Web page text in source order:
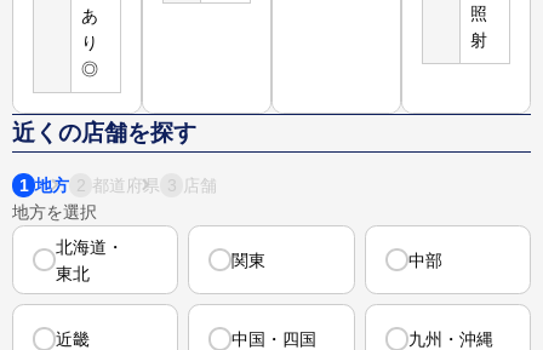
あ
り
◎
照
射
近くの店舗を探す
1 地方 2 都道府県 3 店舗
地方を選択
北海道・
東北
関東 中部
近畿 中国・四国 九州・沖縄